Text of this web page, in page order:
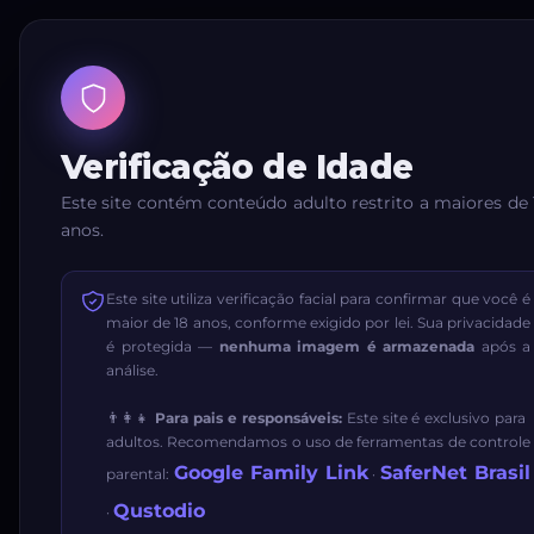
Verificação de Idade
Este site contém conteúdo adulto restrito a maiores de
anos.
Este site utiliza verificação facial para confirmar que você é
maior de 18 anos, conforme exigido por lei. Sua privacidade
é protegida — nenhuma imagem é armazenada após a
análise.
👨‍👩‍👧 Para pais e responsáveis:Este site é exclusivo para
adultos. Recomendamos o uso de ferramentas de controle
parental: Google Family Link·SaferNet Brasil
· Qustodio